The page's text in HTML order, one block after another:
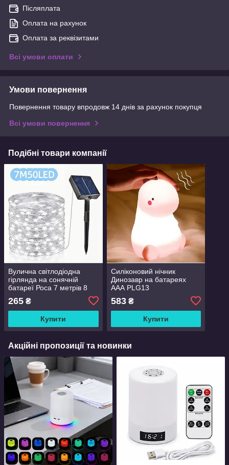
Післяплата
Оплата на рахунок
Оплата за реквізитами
Всі умови оплати
Умови повернення
Повернення товару впродовж 14 днів за рахунок покупця
Всі умови повернення
Подібні товари компанії
Вулична світлодіодна
гірлянда на сонячній
батареї Роса 7 метрів 8
режимів водонепроникна
IP65
265 ₴
Купити
Силіконовий нічник
Динозавр на батареях
ААА PLG13
583₴
Купити
Акційні пропозиції та новинки